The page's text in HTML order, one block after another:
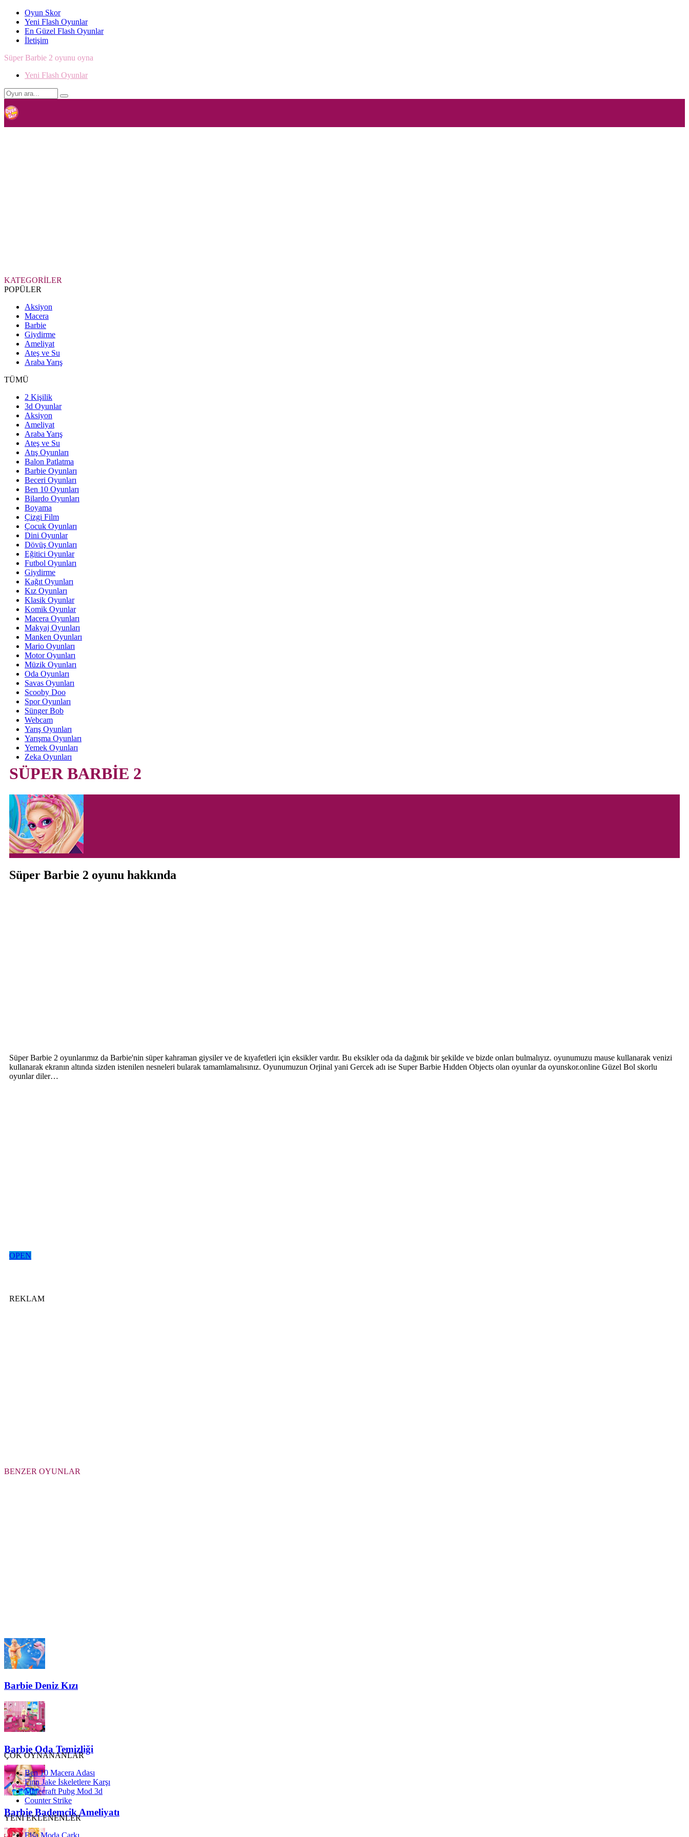
Oyun Skor
Yeni Flash Oyunlar
En Güzel Flash Oyunlar
İletişim
Süper Barbie 2 oyunu oyna
Yeni Flash Oyunlar
KATEGORİLER
POPÜLER
Aksiyon
Macera
Barbie
Giydirme
Ameliyat
Ateş ve Su
Araba Yarış
TÜMÜ
2 Kişilik
3d Oyunlar
Aksiyon
Ameliyat
Araba Yarış
Ateş ve Su
Atış Oyunları
Balon Patlatma
Barbie Oyunları
Beceri Oyunları
Ben 10 Oyunları
Bilardo Oyunları
Boyama
Çizgi Film
Çocuk Oyunları
Dini Oyunlar
Dövüş Oyunları
Eğitici Oyunlar
Futbol Oyunları
Giydirme
Kağıt Oyunları
Kız Oyunları
Klasik Oyunlar
Komik Oyunlar
Macera Oyunları
Makyaj Oyunları
Manken Oyunları
Mario Oyunları
Motor Oyunları
Müzik Oyunları
Oda Oyunları
Savas Oyunları
Scooby Doo
Spor Oyunları
Sünger Bob
Webcam
Yarış Oyunları
Yarışma Oyunları
Yemek Oyunları
Zeka Oyunları
SÜPER BARBİE 2
Süper Barbie 2 oyunu hakkında
Süper Barbie 2 oyunlarımız da Barbie'nin süper kahraman giysiler ve de kıyafetleri için eksikler vardır. Bu eksikler oda da dağınık bir şekilde ve bizde onları bulmalıyız. oyunumuzu mause kullanarak venizi
kullanarak ekranın altında sizden istenilen nesneleri bularak tamamlamalısınız. Oyunumuzun Orjinal yani Gercek adı ise Super Barbie Hıdden Objects olan oyunlar da oyunskor.online Güzel Bol skorlu
oyunlar diler…
OPEN
REKLAM
BENZER OYUNLAR
Barbie Deniz Kızı
Barbie Oda Temizliği
Barbie Bademcik Ameliyatı
ÇOK OYNANANLAR
Ben 10 Macera Adası
Finn Jake İskeletlere Karşı
Minecraft Pubg Mod 3d
Counter Strike
YENİ EKLENENLER
Elsa Moda Çarkı